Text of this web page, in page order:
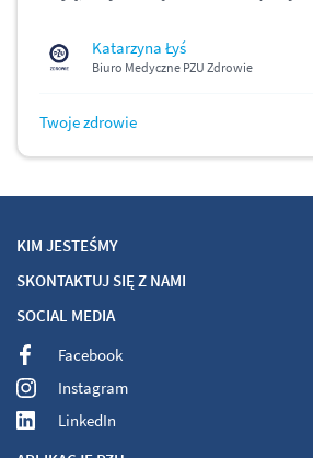
Katarzyna Łyś
Biuro Medyczne PZU Zdrowie
Twoje zdrowie
KIM JESTEŚMY
SKONTAKTUJ SIĘ Z NAMI
SOCIAL MEDIA
Facebook
Instagram
LinkedIn